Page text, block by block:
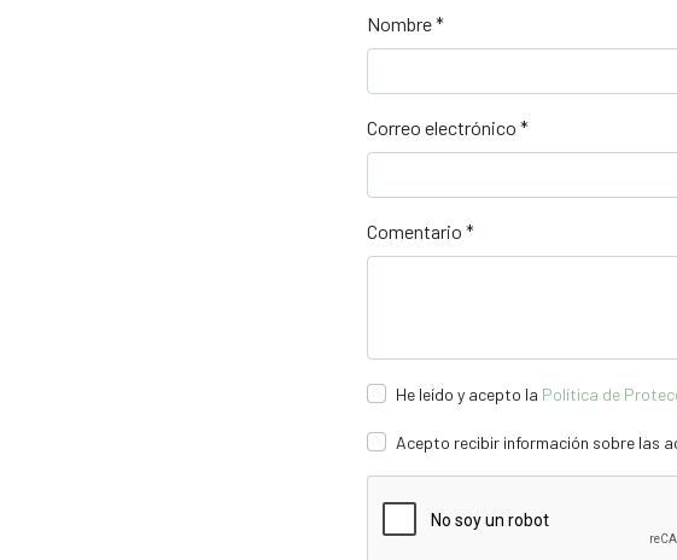
Nombre*
Correo electrónico *
Comentario *
He leído y acepto la Política de
Acepto recibir información sobre las